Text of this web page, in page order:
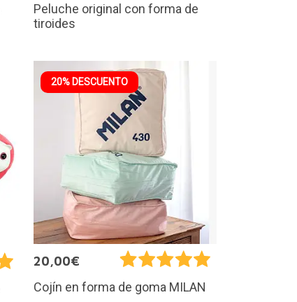
Peluche original con forma de
tiroides
20% DESCUENTO
20,00€
Cojín en forma de goma MILAN